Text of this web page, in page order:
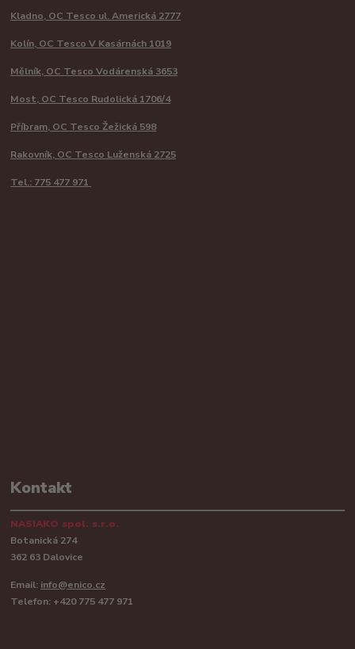
Kladno, OC Tesco ul. Americká 2777
Kolín, OC Tesco V Kasárnách 1019
Mělník, OC Tesco Vodárenská 3653
Most, OC Tesco Rudolická 1706/4
Příbram, OC Tesco Žežická 598
Rakovník, OC Tesco Luženská 2725
Tel.: 775 477 971
Kontakt
NASIAKO spol. s.r.o.
Botanická 274
362 63 Dalovice
Email: info@enico.cz
Telefon: +420 775 477 971